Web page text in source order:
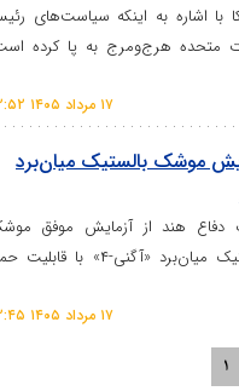
سیاست‌های رئیس
به پا کرده است،
میان‌برد
آزمایش موفق موشک
بالستیک میان‌برد «آگنی-۴» با قابلیت حمل